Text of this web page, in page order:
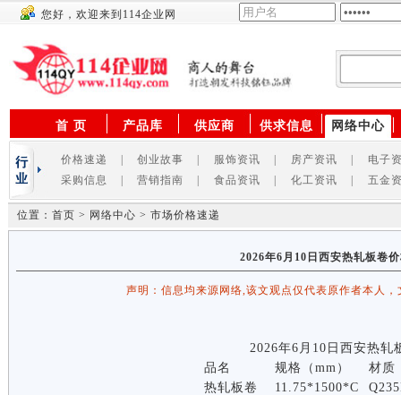
您好，欢迎来到114企业网
首 页 产品库 供应商 供求信息 网络中心
价格速递 创业故事 服饰资讯 房产资讯
电子
采购信息
营销指南 食品资讯 化工资讯 五金
位置：首页 > 网络中心 > 市场价格速递
2026年6月10日西安热轧板卷
声明：信息均来源网络,该文观点仅代表原作者本人
2026年6月10日西安热轧
品名
规格（mm）
材质
热轧板卷
11.75*1500*C